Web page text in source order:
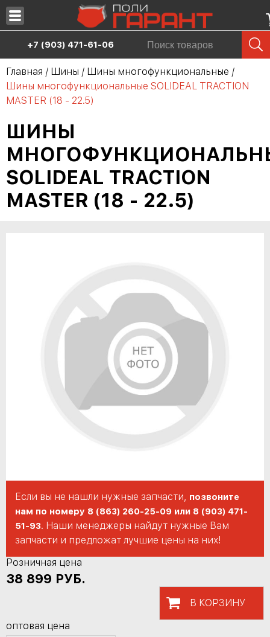
Запчасти
Шины
Аренда спецтехники
Продажа спецтехники
О нас
Дилерам
+7 (903) 471-61-06
Главная / Шины / Шины многофункциональные /
Шины многофункциональные SOLIDEAL TRACTION
MASTER (18 - 22.5)
ШИНЫ
SOLIDEAL TRACTION
MASTER (18 - 22.5)
Если вы не нашли нужные запчасти, позвоните
нам по номеру 8 (863) 260-25-09 или 8 (903) 471-
51-93. Наши менеджеры найдут нужные Вам
запчасти и предложат лучшие цены на них!
Розничная цена
38 899 РУБ.
В КОРЗИНУ
оптовая цена